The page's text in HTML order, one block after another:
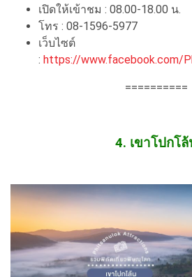
เปิดให้เข้าชม : 08.00-18.00 น.
โทร : 08-1596-5977
เว็บไซต์
: https://www.facebook.com/
==========
4. เขาโปกโ